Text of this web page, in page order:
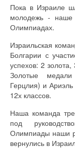
Пока в Израиле
молодежь - наше
Олимпиадах.
Израильская
Болгарии с
успехов: 2
Золотые
Герцлия) и
12х классов.
Наша команда
под
Олимпиады наши
вернулись в